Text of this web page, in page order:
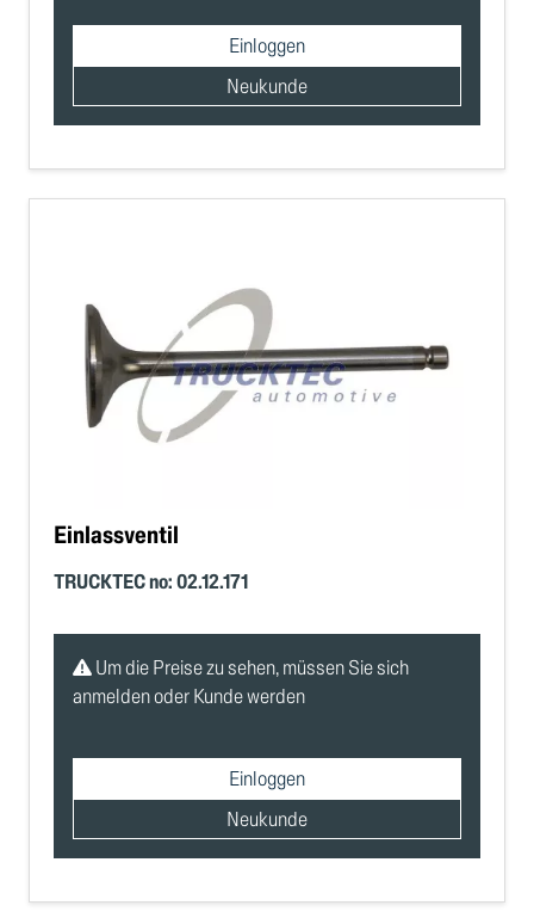
Einloggen
Neukunde
Einlassventil
TRUCKTEC no: 02.12.171
Um die Preise zu sehen, müssen Sie sich
anmelden oder Kunde werden
Einloggen
Neukunde